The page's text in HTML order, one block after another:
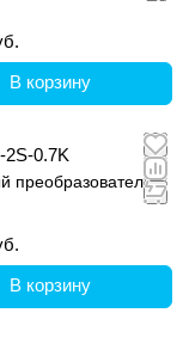
В корзину
2S-0.7K
преобразователь
В корзину